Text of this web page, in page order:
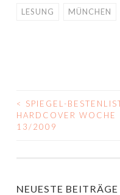
LESUNG MÜNCHEN
BEITRAGS-
NAVIGATION
<
SPIEGEL-
HARDCOVER WOCHE
13/2009
NEUESTE BEITRÄGE